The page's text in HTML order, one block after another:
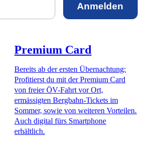
Anmelden
Premium Card
Bereits ab der ersten Übernachtung:
Profitierst du mit der Premium Card
von freier ÖV-Fahrt vor Ort,
ermässigten Bergbahn-Tickets im
Sommer, sowie von weiteren Vorteilen.
Auch digital fürs Smartphone
erhältlich.